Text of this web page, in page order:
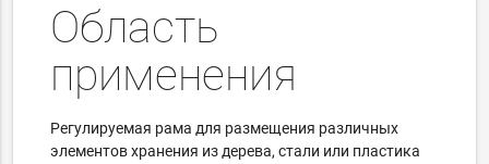
Область
применения
Регулируемая рама для размещения различных
элементов хранения из дерева, стали или пластика